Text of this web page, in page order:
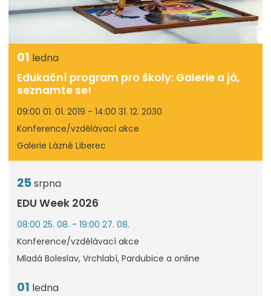
01 ledna
Edukační program pro školy: Galerie a já,
seznamte se!
09:00 01. 01. 2019 - 14:00 31. 12. 2030
Konference/vzdělávací akce
Galerie Lázně Liberec
25srpna
EDU Week 2026
08:00 25. 08. - 19:00 27. 08.
Konference/vzdělávací akce
Mladá Boleslav, Vrchlabí, Pardubice a online
01 ledna